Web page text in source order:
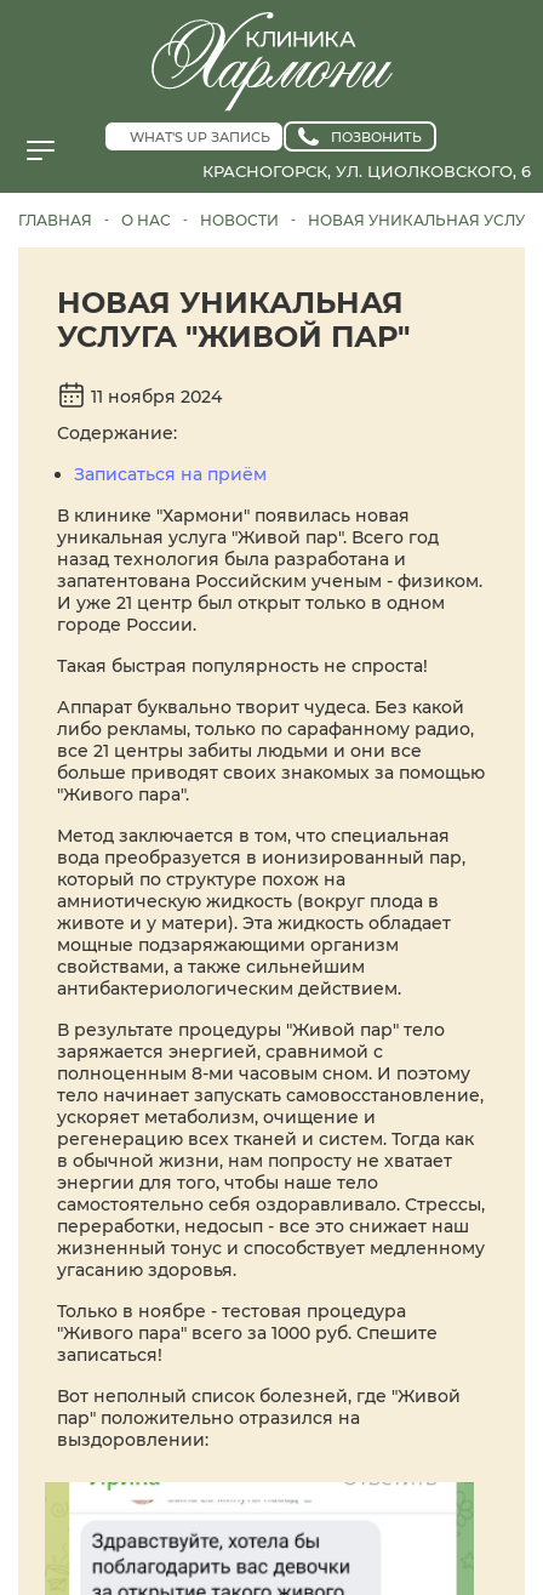
WHAT'S UP ЗАПИСЬ ПОЗВОНИТЬ
КРАСНОГОРСК, УЛ. ЦИОЛКОВСКОГО, 6
ГЛАВНАЯ - О НАС - НОВОСТИ - НОВАЯ УНИКАЛЬНАЯ
НОВАЯ УНИКАЛЬНАЯ
УСЛУГА "ЖИВОЙ ПАР"
11 ноября 2024
Содержание:
Записаться на приём
В клинике "Хармони" появилась новая
уникальная услуга "Живой пар". Всего год
назад технология была разработана и
запатентована Российским ученым - физиком.
И уже 21 центр был открыт только в одном
городе России.
Такая быстрая популярность не спроста!
Аппарат буквально творит чудеса. Без какой
либо рекламы, только по сарафанному радио,
все 21 центры забиты людьми и они все
больше приводят своих знакомых за помощью
"Живого пара".
Метод заключается в том, что специальная
вода преобразуется в ионизированный пар,
который по структуре похож на
амниотическую жидкость (вокруг плода в
животе и у матери). Эта жидкость обладает
мощные подзаряжающими организм
свойствами, а также сильнейшим
антибактериологическим действием.
В результате процедуры "Живой пар" тело
заряжается энергией, сравнимой с
полноценным 8-ми часовым сном. И поэтому
тело начинает запускать самовосстановление,
ускоряет метаболизм, очищение и
регенерацию всех тканей и систем. Тогда как
в обычной жизни, нам попросту не хватает
энергии для того, чтобы наше тело
самостоятельно себя оздоравливало. Стрессы,
переработки, недосып - все это снижает наш
жизненный тонус и способствует медленному
угасанию здоровья.
Только в ноябре - тестовая процедура
"Живого пара" всего за 1000 руб. Спешите
записаться!
Вот неполный список болезней, где "Живой
пар" положительно отразился на
выздоровлении: